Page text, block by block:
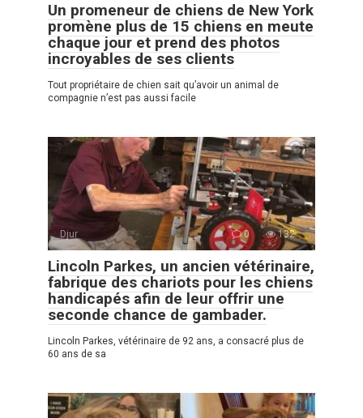
Un promeneur de chiens de New York
promène plus de 15 chiens en meute
chaque jour et prend des photos
incroyables de ses clients
Tout propriétaire de chien sait qu’avoir un animal de
compagnie n’est pas aussi facile
Djur 0 132
Lincoln Parkes, un ancien vétérinaire,
fabrique des chariots pour les chiens
handicapés afin de leur offrir une
seconde chance de gambader.
Lincoln Parkes, vétérinaire de 92 ans, a consacré plus de
60 ans de sa